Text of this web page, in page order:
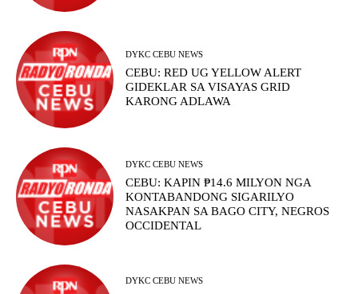
DYKC CEBU NEWS
CEBU: RED UG YELLOW ALERT
GIDEKLAR SA VISAYAS GRID
KARONG ADLAWA
DYKC CEBU NEWS
CEBU: KAPIN ₱14.6 MILYON NGA
KONTABANDONG SIGARILYO
NASAKPAN SA BAGO CITY, NEGROS
OCCIDENTAL
DYKC CEBU NEWS